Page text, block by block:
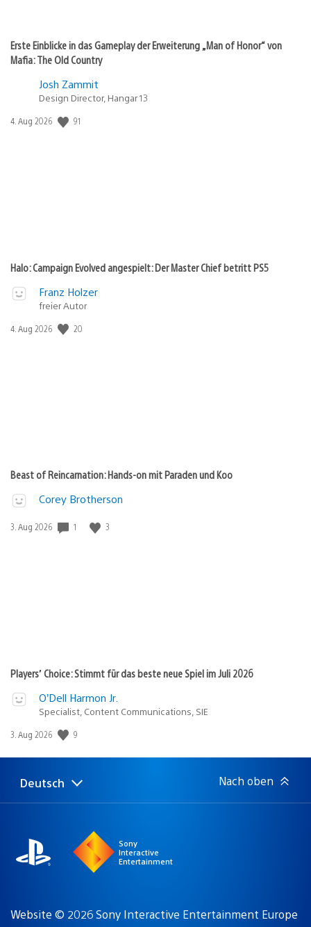
Erste Einblicke in das Gameplay der Erweiterung „Man of Honor“ von
Mafia: The Old Country
Josh Zammit
Design Director, Hangar 13
Veröffentlichungsdatum:
4. Aug 2026 91
Halo: Campaign Evolved angespielt: Der Master Chief betritt PS5
Franz Holzer
freier Autor
Veröffentlichungsdatum:
4. Aug 2026 20
Beast of Reincarnation: Hands-on mit Paraden und Koo
Corey Brotherson
Veröffentlichungsdatum:
3. Aug 2026 1 3
Players’ Choice: Stimmt für das beste neue Spiel im Juli 2026
O’Dell Harmon Jr.
Specialist, Content Communications, SIE
Veröffentlichungsdatum:
3. Aug 2026 9
Select
Aktuelle
Deutsch Nach oben
Sony
Interactive
Entertainment
Website © 2026 Sony Interactive Entertainment Europe